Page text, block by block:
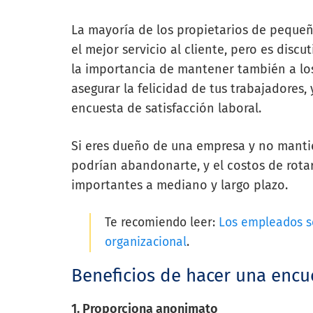
La mayoría de los propietarios de
el mejor servicio al cliente, pero es
la importancia de mantener también a
asegurar la felicidad de tus
encuesta de satisfacción laboral.
Si eres dueño de una empresa y no
podrían abandonarte, y el costos de
importantes a mediano y largo plazo.
Te recomiendo leer: Los empleados
organizacional.
Beneficios de hacer una
1. Proporciona anonimato